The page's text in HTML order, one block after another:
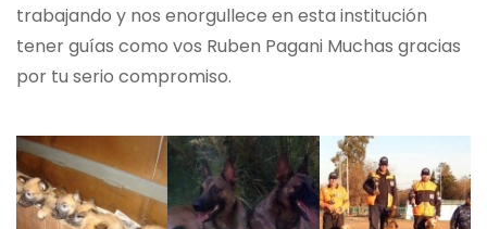
trabajando y nos enorgullece en esta institución
tener guías como vos Ruben Pagani Muchas gracias
por tu serio compromiso.